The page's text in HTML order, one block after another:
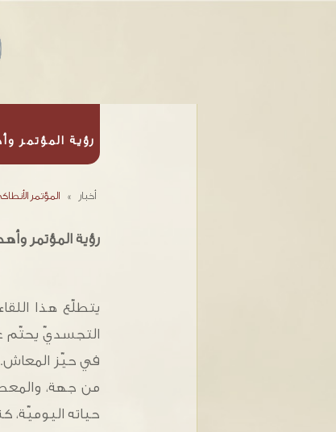
رؤية المؤتمر
أخبار » المؤتمر
رؤية المؤتمر
يتطلّع هذا
التجسديّ يحتّم
في حيّز المعاش.
من جهة،
حياته